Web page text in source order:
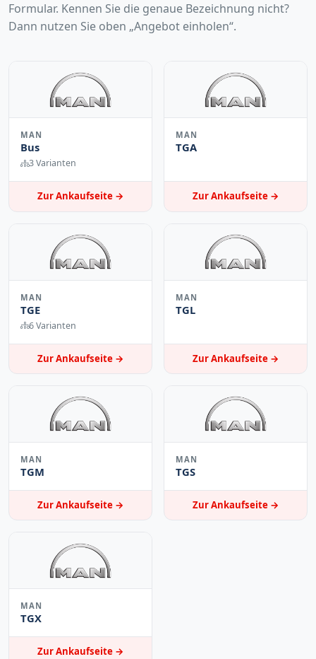
Formular. Kennen Sie die genaue Bezeichnung nicht?
Dann nutzen Sie oben „Angebot einholen“.
MAN
Bus
3 Varianten
Zur Ankaufseite →
MAN
TGA
Zur Ankaufseite →
MAN
TGE
6 Varianten
Zur Ankaufseite →
MAN
TGL
Zur Ankaufseite →
MAN
TGM
Zur Ankaufseite →
MAN
TGS
Zur Ankaufseite →
MAN
TGX
Zur Ankaufseite →